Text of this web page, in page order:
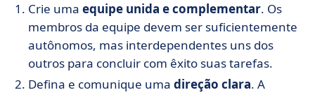
Crie uma equipe unida e complementar. Os
membros da equipe devem ser suficientemente
autônomos, mas interdependentes uns dos
outros para concluir com êxito suas tarefas.
Defina e comunique uma direção clara. A